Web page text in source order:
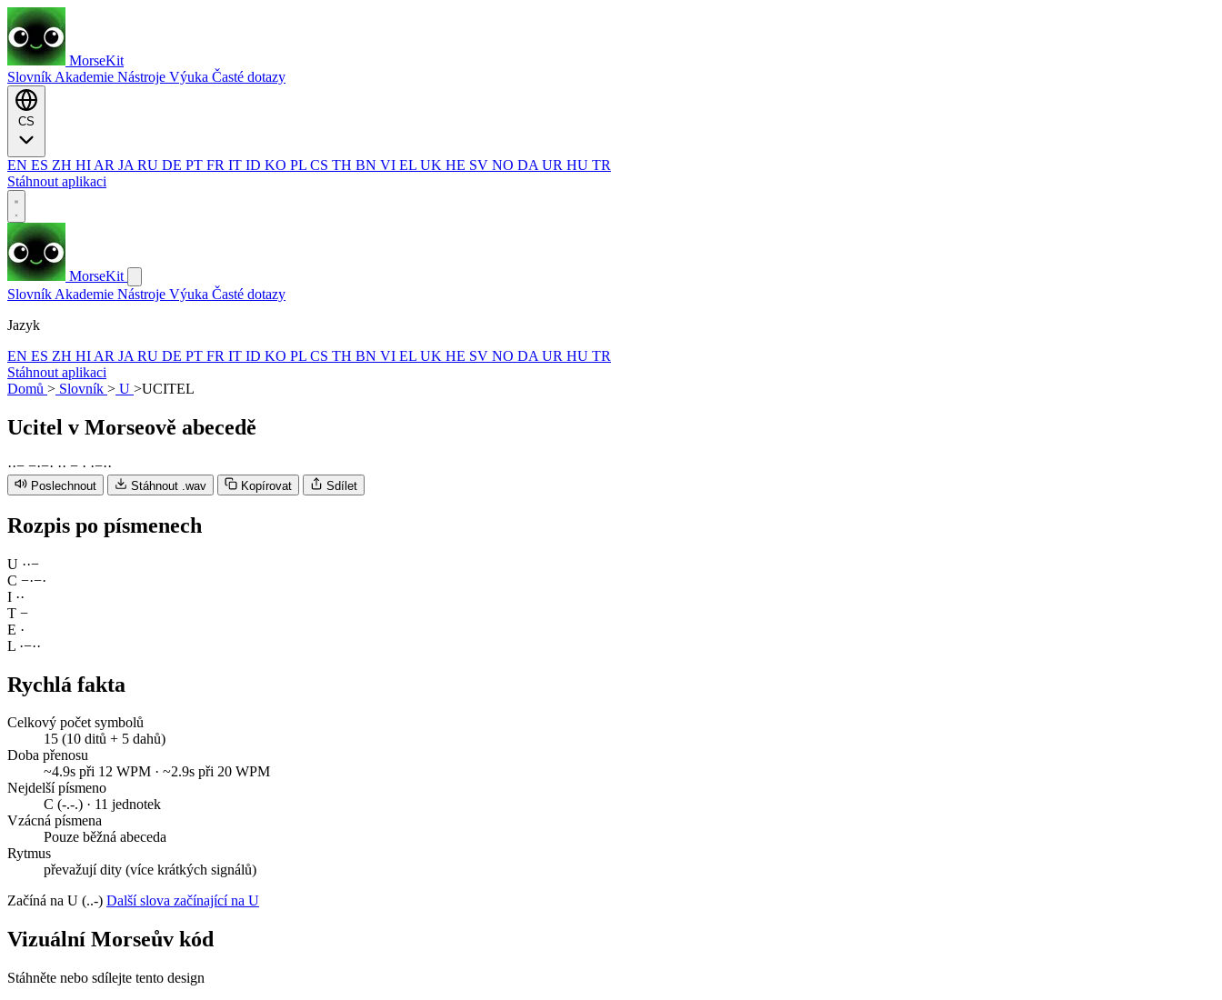
MorseKit
Slovník Akademie Nástroje Výuka Časté dotazy
EN ES ZH HI AR JA RU DE PT FR IT ID KO PL CS TH BN VI EL UK HE SV NO DA UR HU TR
Stáhnout aplikaci
MorseKit
Slovník Akademie Nástroje Výuka Časté dotazy
Jazyk
EN ES ZH HI AR JA RU DE PT FR IT ID KO PL CS TH BN VI EL UK HE SV NO DA UR HU TR
Stáhnout aplikaci
Domů > Slovník > U >UCITEL
Ucitel v Morseově abecedě
··− −·−· ·· − · ·−··
Poslechnout Stáhnout .wav Kopírovat Sdílet
Rozpis po písmenech
U ··−
C −·−·
I ··
T −
E ·
L ·−··
Rychlá fakta
Celkový počet symbolů
15 (10 ditů + 5 dahů)
Doba přenosu
~4.9s při 12 WPM · ~2.9s při 20 WPM
Nejdelší písmeno
C (-.-.) · 11 jednotek
Vzácná písmena
Pouze běžná abeceda
Rytmus
převažují dity (více krátkých signálů)
Začíná na U (..-) Další slova začínající na U
Vizuální Morseův kód
Stáhněte nebo sdílejte tento design